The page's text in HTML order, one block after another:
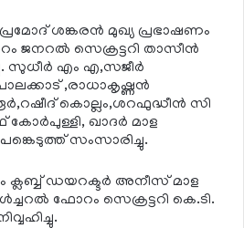
ശങ്കരന്‍ മുഖ്യ പ്രഭാഷണം
ജനറല്‍ സെക്രട്ടറി താസീന്‍
സുധീര്‍ എം എ,സജീര്‍
,രാധാകൃഷ്ണന്‍
കൊല്ലം,ശറഫുദ്ധീന്‍ സി
ഖാദര്‍ മാള
സംസാരിച്ചു.
ക്ലബ്ബ് ഡയറക്ടര്‍ അനീസ് മാള
ഫോറം സെക്രട്ടറി കെ.ടി.